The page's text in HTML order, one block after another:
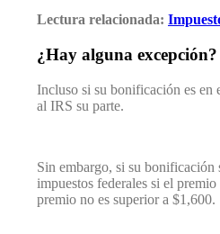
Lectura relacionada:
¿Hay alguna excepción?
Incluso si su bonificación es en
al IRS su parte.
Sin embargo, si su bonificación
impuestos federales si el
premio no es superior a $1,600.